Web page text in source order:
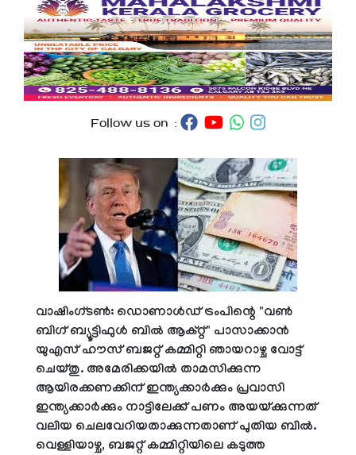
Follow us on :
വാഷിംഗ്ടൺ: ഡൊണാൾഡ് ട്രംപിന്റെ "വൺ
ബിഗ് ബ്യൂട്ടിഫുൾ ബിൽ ആക്റ്റ്" പാസാക്കാൻ
യുഎസ് ഹൗസ് ബജറ്റ് കമ്മിറ്റി ഞായറാഴ്ച വോട്ട്
ചെയ്തു. അമേരിക്കയിൽ താമസിക്കുന്ന
ആയിരക്കണക്കിന് ഇന്ത്യക്കാർക്കും പ്രവാസി
ഇന്ത്യക്കാർക്കും നാട്ടിലേക്ക് പണം അയയ്ക്കുന്നത്
വലിയ ചെലവേറിയതാക്കുന്നതാണ് പുതിയ ബിൽ.
വെള്ളിയാഴ്ച, ബജറ്റ് കമ്മിറ്റിയിലെ കടുത്ത